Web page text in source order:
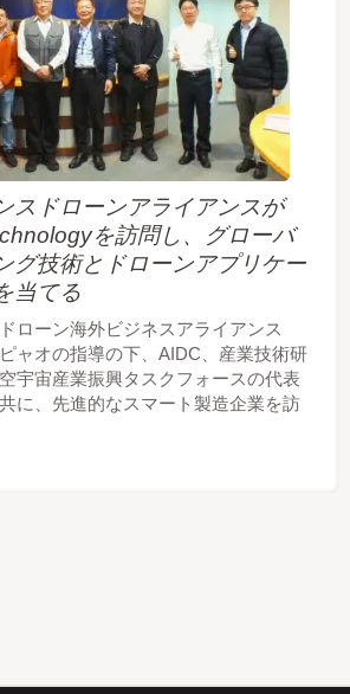
スドローンアライアンスが
を訪問し、グローバ
グ技術とドローンアプリケー
当てる
ローン海外ビジネスアライアンス
ャオの指導の下、AIDC、産業技術研
宇宙産業振興タスクフォースの代表
に、先進的なスマート製造企業を訪